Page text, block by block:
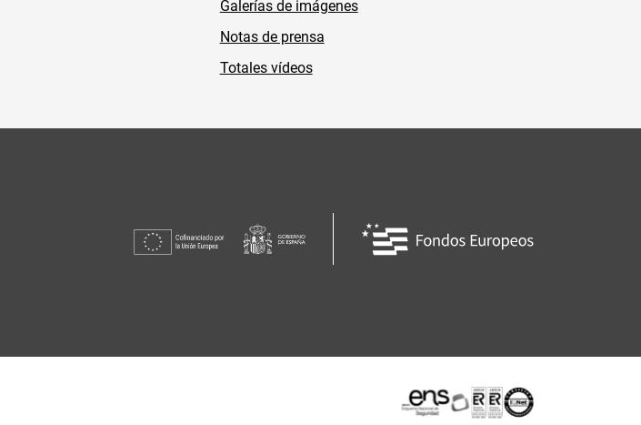
Galerías de imágenes
Notas de prensa
Totales vídeos
Certificaciones